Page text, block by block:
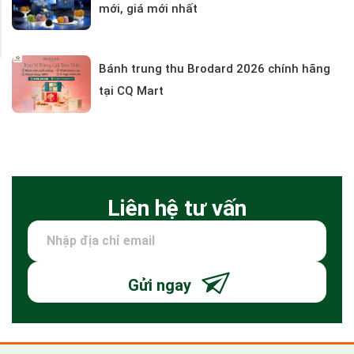
mới, giá mới nhất
Bánh trung thu Brodard 2026 chính hãng
tại CQ Mart
Liên hệ tư vấn
Gửi ngay